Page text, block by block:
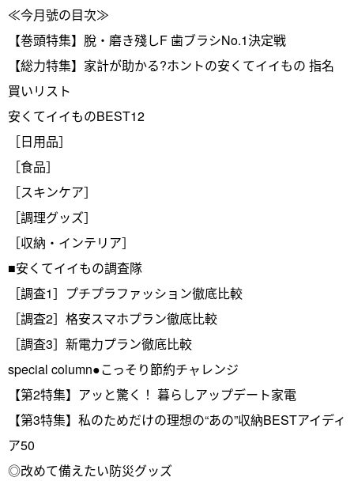
≪今月號の目次≫
【巻頭特集】脫・磨き殘しF 歯ブラシNo.1決定戦
【総力特集】家計が助かる?ホントの安くてイイもの 指名
買いリスト
安くてイイものBEST12
［日用品］
［食品］
［スキンケア］
［調理グッズ］
［収納・インテリア］
■安くてイイもの調査隊
［調査1］プチプラファッション徹底比較
［調査2］格安スマホプラン徹底比較
［調査3］新電力プラン徹底比較
special column●こっそり節約チャレンジ
【第2特集】アッと驚く！ 暮らしアップデート家電
【第3特集】私のためだけの理想の“あの”収納BESTアイディ
ア50
◎改めて備えたい防災グッズ